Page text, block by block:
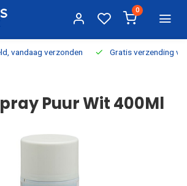
0
vandaag verzonden Gratis verzending
Puur Wit 400Ml